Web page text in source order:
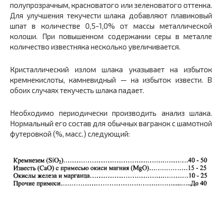
полупрозрачным, красноватого или зеленоватого оттенка.
Для улучшения текучести шлака добавляют плавиковый
шпат в количестве 0,5-1,0% от массы металлической
колоши. При повышенном содержании серы в металле
количество известняка несколько увеличивается.
Кристаллический излом шлака указывает на избыток
кремнекислоты, камневидный — на избыток извести. В
обоих случаях текучесть шлака падает.
Необходимо периодически производить анализ шлака.
Нормальный его состав для обычных вагранок с шамотной
футеровкой (%, масс.) следующий: